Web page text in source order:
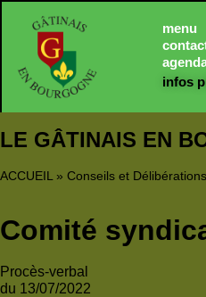
menu
infos
LE GÂTINAIS EN
ACCUEIL» Conseils et Délibérations
Comité
Procès-verbal
du 13/07/2022